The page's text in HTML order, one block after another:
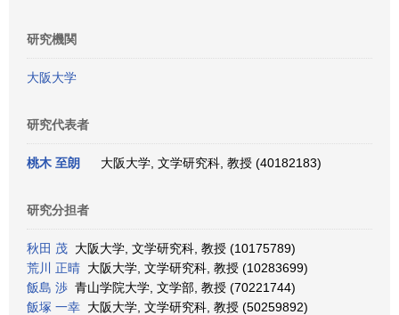
研究機関
大阪大学
研究代表者
桃木 至朗 大阪大学, 文学研究科, 教授 (40182183)
研究分担者
秋田 茂 大阪大学, 文学研究科, 教授 (10175789)
荒川 正晴 大阪大学, 文学研究科, 教授 (10283699)
飯島 渉 青山学院大学, 文学部, 教授 (70221744)
飯塚 一幸 大阪大学, 文学研究科, 教授 (50259892)